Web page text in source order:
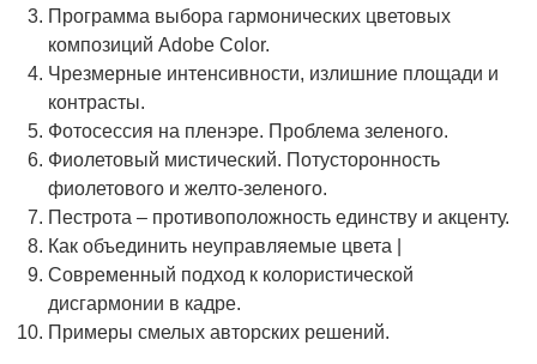
Программа выбора гармонических цветовых
композиций Adobe Color.
Чрезмерные интенсивности, излишние площади и
контрасты.
Фотосессия на пленэре. Проблема зеленого.
Фиолетовый мистический. Потусторонность
фиолетового и желто-зеленого.
Пестрота – противоположность единству и акценту.
Как объединить неуправляемые цвета |
Современный подход к колористической
дисгармонии в кадре.
Примеры смелых авторских решений.